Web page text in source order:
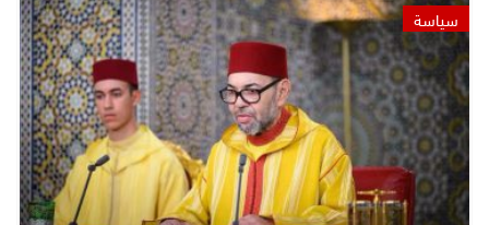
سياسة